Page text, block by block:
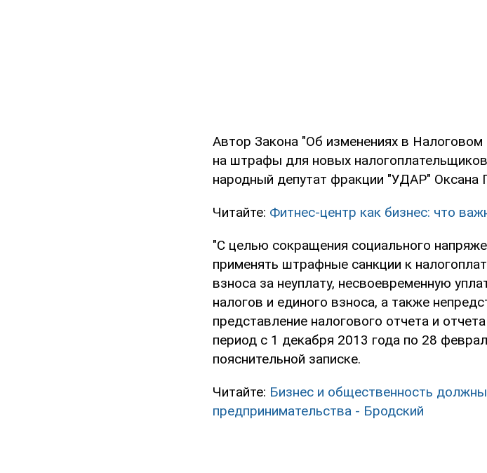
Автор Закона "Об изменениях в
на штрафы для новых
народный депутат фракции "УДАР" Оксана
Читайте: Фитнес-центр как бизнес: что
"С целью сокращения социального
применять штрафные санкции к
взноса за неуплату, несвоевременную
налогов и единого взноса, а также
представление налогового отчета и
период с 1 декабря 2013 года по 28
пояснительной записке.
Читайте: Бизнес и общественность
предпринимательства - Бродский